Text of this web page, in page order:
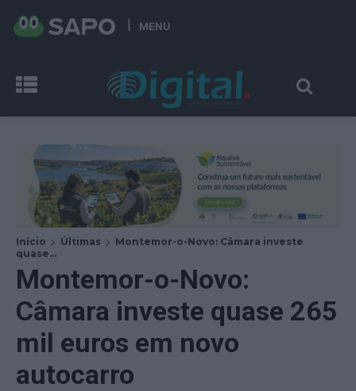
MENU
Início Últimas
Montemor-o-Novo: Câmara investe
quase...
Montemor-o-Novo:
Câmara investe quase 265
mil euros em novo
autocarro